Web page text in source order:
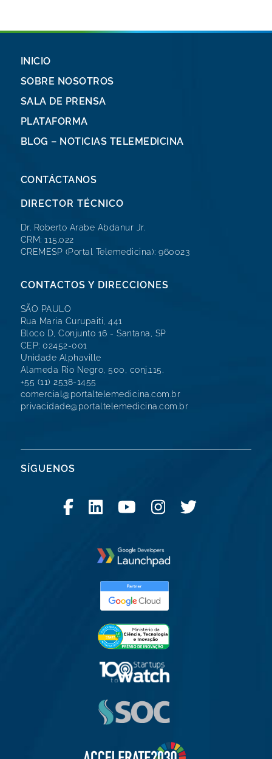
INICIO
SOBRE NOSOTROS
SALA DE PRENSA
PLATAFORMA
BLOG – NOTICIAS TELEMEDICINA
CONTÁCTANOS
DIRECTOR TÉCNICO
Dr. Roberto Arabe Abdanur Jr.
CRM: 115.022
CREMESP (Portal Telemedicina): 960023
CONTACTOS Y DIRECCIONES
SÃO PAULO
Rua Maria Curupaiti, 441
Bloco D, Conjunto 16 - Santana, SP
CEP: 02452-001
Unidade Alphaville
Alameda Rio Negro, 500, conj.115.
+55 (11) 2538-1455
comercial@portaltelemedicina.com.br
privacidade@portaltelemedicina.com.br
SÍGUENOS